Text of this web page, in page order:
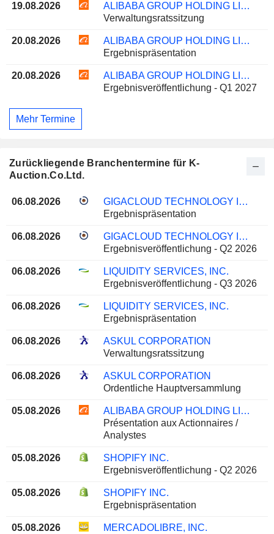
19.08.2026
ALIBABA GROUP HOLDING LIMITED
Verwaltungsratssitzung
20.08.2026
ALIBABA GROUP HOLDING LIMITED
Ergebnispräsentation
20.08.2026
ALIBABA GROUP HOLDING LIMITED
Ergebnisveröffentlichung - Q1 2027
Mehr Termine
Zurückliegende Branchentermine für K-
Auction.Co.Ltd.
06.08.2026
GIGACLOUD TECHNOLOGY INC.
Ergebnispräsentation
06.08.2026
GIGACLOUD TECHNOLOGY INC.
Ergebnisveröffentlichung - Q2 2026
06.08.2026
LIQUIDITY SERVICES, INC.
Ergebnisveröffentlichung - Q3 2026
06.08.2026
LIQUIDITY SERVICES, INC.
Ergebnispräsentation
06.08.2026
ASKUL CORPORATION
Verwaltungsratssitzung
06.08.2026
ASKUL CORPORATION
Ordentliche Hauptversammlung
05.08.2026
ALIBABA GROUP HOLDING LIMITED
Présentation aux Actionnaires /
Analystes
05.08.2026
SHOPIFY INC.
Ergebnisveröffentlichung - Q2 2026
05.08.2026
SHOPIFY INC.
Ergebnispräsentation
05.08.2026
MERCADOLIBRE, INC.